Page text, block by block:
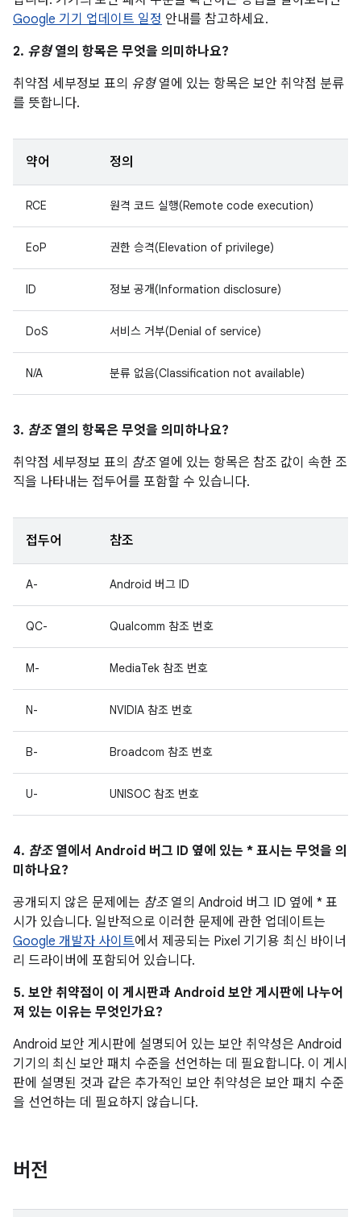
Google 기기 업데이트 일정 안내를 참고하세요.
2. 유형열의 항목은 무엇을 의미하나요?
취약점 세부정보 표의 유형열에 있는 항목은 보안 취약점 분류
를 뜻합니다.
약어 정의
RCE 원격 코드 실행(Remote code execution)
EoP 권한 승격(Elevation of privilege)
ID 정보 공개(Information disclosure)
DoS 서비스 거부(Denial of service)
N/A 분류 없음(Classification not available)
3. 참조열의 항목은 무엇을 의미하나요?
취약점 세부정보 표의 참조열에 있는 항목은 참조 값이 속한 조
직을 나타내는 접두어를 포함할 수 있습니다.
접두어 참조
A- Android 버그 ID
QC- Qualcomm 참조 번호
M- MediaTek 참조 번호
N- NVIDIA 참조 번호
B- Broadcom 참조 번호
U- UNISOC 참조 번호
4. 참조열에서 Android 버그 ID 옆에 있는 * 표시는 무엇을 의
미하나요?
공개되지 않은 문제에는 참조열의 Android 버그 ID 옆에 * 표
시가 있습니다. 일반적으로 이러한 문제에 관한 업데이트는
Google 개발자 사이트에서 제공되는 Pixel 기기용 최신 바이너
리 드라이버에 포함되어 있습니다.
5. 보안 취약점이 이 게시판과 Android 보안 게시판에 나누어
져 있는 이유는 무엇인가요?
Android 보안 게시판에 설명되어 있는 보안 취약성은 Android
기기의 최신 보안 패치 수준을 선언하는 데 필요합니다. 이 게시
판에 설명된 것과 같은 추가적인 보안 취약성은 보안 패치 수준
을 선언하는 데 필요하지 않습니다.
버전